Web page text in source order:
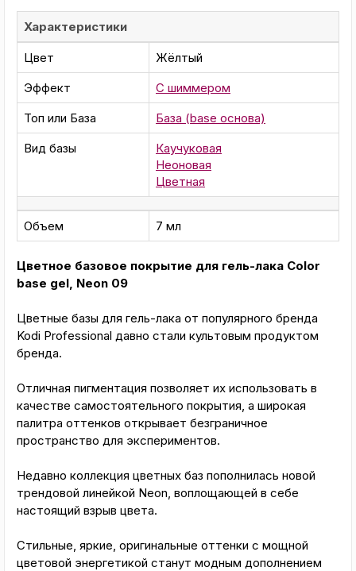
Характеристики
Цвет
Жёлтый
Эффект
С шиммером
Топ или База
База (base основа)
Вид базы
Каучуковая
Неоновая
Цветная
Объем 7 мл
Цветное базовое покрытие для гель-лака Color
base gel, Neon 09
Цветные базы для гель-лака от популярного бренда
Kodi Professional давно стали культовым продуктом
бренда.
Отличная пигментация позволяет их использовать в
качестве самостоятельного покрытия, а широкая
палитра оттенков открывает безграничное
пространство для экспериментов.
Недавно коллекция цветных баз пополнилась новой
трендовой линейкой Neon, воплощающей в себе
настоящий взрыв цвета.
Стильные, яркие, оригинальные оттенки с мощной
цветовой энергетикой станут модным дополнением